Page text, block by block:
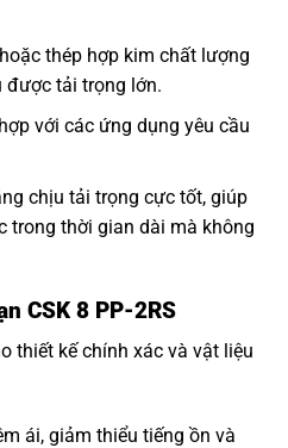
thép hợp kim chất lượng
được tải trọng lớn.
với các ứng dụng yêu cầu
chịu tải trọng cực tốt, giúp
trong thời gian dài mà không
CSK 8 PP-2RS
thiết kế chính xác và vật liệu
ái, giảm thiểu tiếng ồn và